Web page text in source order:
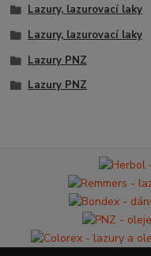
Lazury, lazurovací laky
Lazury, lazurovací laky
Lazury PNZ
Lazury PNZ